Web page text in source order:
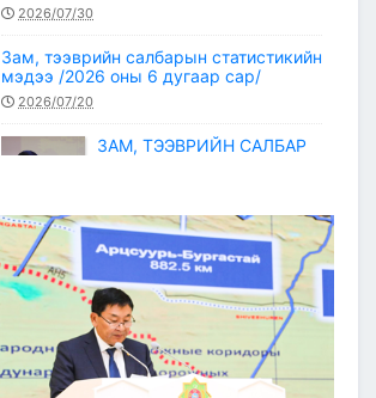
2026/07/30
Зам, тээврийн салбарын статистикийн
мэдээ /2026 оны 6 дугаар сар/
2026/07/20
ЗАМ, ТЭЭВРИЙН САЛБАР
ТОМ ТӨСЛҮҮДИЙГ
ХУГАЦААНД НЬ АШИГЛАЛТАД
ОРУУЛАХЫГ ҮҮРЭГ БОЛГОЛОО
2026/07/08 2
ЗАМ, ТЭЭВРИЙН ЯАМНЫ
АЖИЛТАН, АЛБА
ХААГЧДЫГ ТӨРИЙН ОДОН
МЕДАЛИАР ШАГНАЛАА